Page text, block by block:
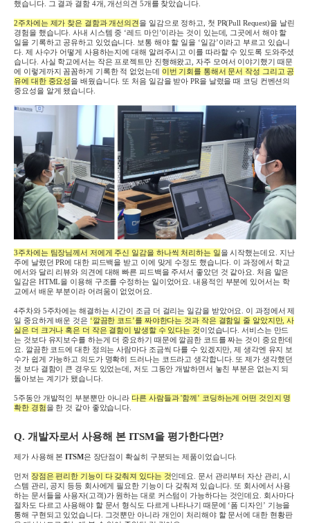
했습니다. 그 결과 결함4개 개선의견 5개를 찾았습니다.
2주차에는 제가 찾은 결함과 개선의견을 일감으로 정하고 첫 PR(Pull Request)을 날린
경험을 했습니다 .사내 시스템 중 ‘레드 마인’이라는 것이 있는데 그곳에서 해야 할
일을 기록하고 공유하고 있었습니다
보통 해야 할 일을 ‘일감’이라고 부르고 있습니
다 제 사수가 어떻게 사용하는지에 대해 알려주시고 이를 따라할 수 있도록 도와주셨
습니다. 사실 학교에서는 작은 프로젝트만 진행해왔고
자주 모여서 이야기했기 때문
에 이렇게까지 꼼꼼하게 기록한 적 없었는데 이번 기회를 통해서 문서 작성 그리고 공
유에 대한 중요성을 배웠습니다. 또 처음 일감을 받아 PR을 날렸을 때 코딩 컨벤션의
중요성을 알게 됐습니다.
3주차에는 팀장님께서 저에게 주신 일감을 하나씩 처리하는 일을 시작했는데요
지난
주에 날렸던 PR에 대한 피드백을 받고 이에 맞게 수정도 했습니다 이 과정에서 학교
에서와 달리 리뷰와 의견에 대해 빠른 피드백을 주셔서 좋았던 것 같아요
처음 맡은
일감은HTML을 이용해 구조를 수정하는 일이었어요 .내용적인 부분에 있어서는 학
교에서 배운 부분이라 어려움이 없었어요
4주차와5주차에는 해결하는 시간이 조금 더 걸리는 일감을 받았어요
이 과정에서 제
일 중요하게 배운 것은 ‘깔끔한 코드 ’를 짜야한다는 것과 작은 결함일 줄 알았지만,사
실은 더 크거나 혹은 더 작은 결함이 발생할 수 있다는 것이었습니다 서비스는 만드
는 것보다 유지보수를 하는게 더 중요하기 때문에 깔끔한 코드를 짜는 것이 중요한데
요
깔끔한 코드에 대한 정의는 사람마다 조금씩 다를 수 있겠지만 ,제 생각엔 유지 보
수가 쉽게 가능하고 의도가 명확히 드러나는 코드라고 생각합니다. 또 제가 생각했던
것 보다 결함이 큰 경우도 있었는데
저도 그동안 개발하면서 놓친 부분은 없는지 되
돌아보는 계기가 됐습니다.
5주동안 개발적인 부분뿐만 아니라 다른 사람들과 '함께’ 코딩하는게 어떤 것인지 명
확한 경험을 한 것 같아 좋았습니다
Q. 개발자로서 사용해 본 ITSM을 평가한다면?
제가 사용해 본ITSM은 장단점이 확실히 구분되는 제품이었습니다.
먼저 장점은 편리한 기능이 다 갖춰져 있다는 것인데요 문서 관리부터 자산 관리 ,시
스템 관리 ,공지 등등 회사에게 필요한 기능이 다 갖춰져 있습니다 또 회사에서 사용
하는 문서들을 사용자(고객)가원하는 대로 커스텀이 가능하다는 것인데요
회사마다
절차도 다르고 사용해야 할 문서 형식도 다르게 나타나기 때문에 ‘폼 디자인’ 기능을
통해 구현되고 있었습니다. 그것뿐만 아니라 개인이 처리해야 할 문서에 대한 현황판